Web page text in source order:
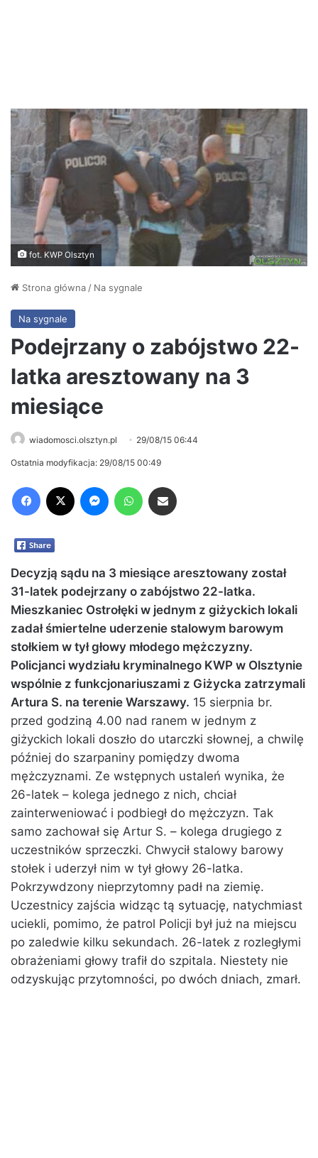
fot. KWP Olsztyn
Strona główna / Na sygnale
Na sygnale
Podejrzany o zabójstwo 22-
latka aresztowany na 3
miesiące
wiadomosci.olsztyn.pl 29/08/15 06:44
Ostatnia modyfikacja: 29/08/15 00:49
Decyzją sądu na 3 miesiące aresztowany został
31-latek podejrzany o zabójstwo 22-latka.
Mieszkaniec Ostrołęki w jednym z giżyckich lokali
zadał śmiertelne uderzenie stalowym barowym
stołkiem w tył głowy młodego mężczyzny.
Policjanci wydziału kryminalnego KWP w Olsztynie
wspólnie z funkcjonariuszami z Giżycka zatrzymali
Artura S. na terenie Warszawy. 15 sierpnia br.
przed godziną 4.00 nad ranem w jednym z
giżyckich lokali doszło do utarczki słownej, a chwilę
później do szarpaniny pomiędzy dwoma
mężczyznami. Ze wstępnych ustaleń wynika, że
26-latek – kolega jednego z nich, chciał
zainterweniować i podbiegł do mężczyzn. Tak
samo zachował się Artur S. – kolega drugiego z
uczestników sprzeczki. Chwycił stalowy barowy
stołek i uderzył nim w tył głowy 26-latka.
Pokrzywdzony nieprzytomny padł na ziemię.
Uczestnicy zajścia widząc tą sytuację, natychmiast
uciekli, pomimo, że patrol Policji był już na miejscu
po zaledwie kilku sekundach. 26-latek z rozległymi
obrażeniami głowy trafił do szpitala. Niestety nie
odzyskując przytomności, po dwóch dniach, zmarł.